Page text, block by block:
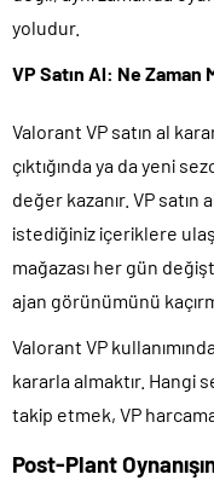
yoludur.
VP Satın Al: Ne Zaman
Valorant VP satın al
çıktığında ya da yeni
değer kazanır. VP
istediğiniz içeriklere
mağazası her gün
ajan görünümünü
Valorant VP
kararla almaktır. Hangi
takip etmek, VP
Post-Plant